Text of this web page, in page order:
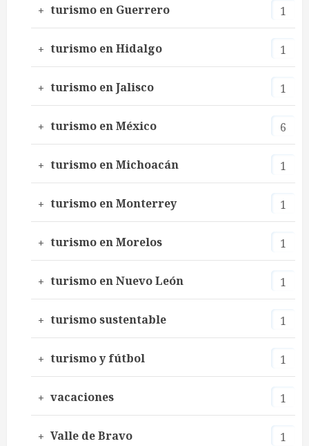
turismo en Guerrero 1
turismo en Hidalgo 1
turismo en Jalisco 1
turismo en México 6
turismo en Michoacán 1
turismo en Monterrey 1
turismo en Morelos 1
turismo en Nuevo León 1
turismo sustentable 1
turismo y fútbol 1
vacaciones 1
Valle de Bravo 1